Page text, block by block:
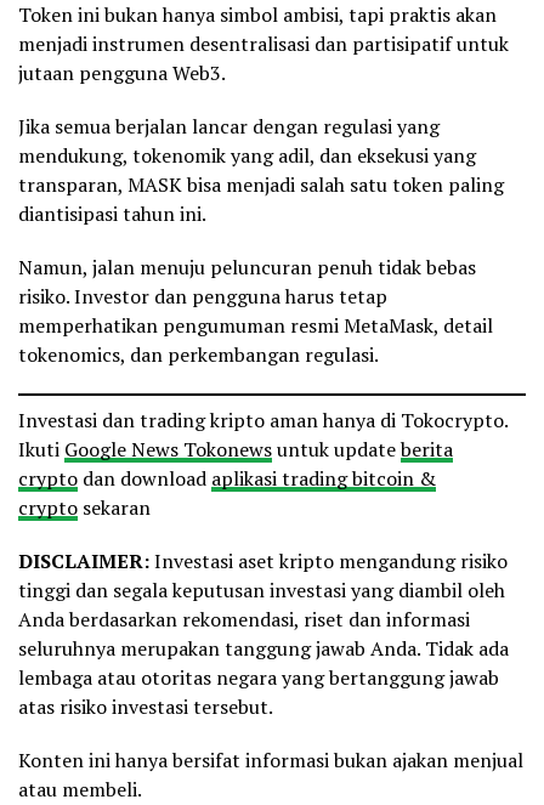
Token ini bukan hanya simbol ambisi, tapi praktis akan
menjadi instrumen desentralisasi dan partisipatif untuk
jutaan pengguna Web3.
Jika semua berjalan lancar dengan regulasi yang
mendukung, tokenomik yang adil, dan eksekusi yang
transparan, MASK bisa menjadi salah satu token paling
diantisipasi tahun ini.
Namun, jalan menuju peluncuran penuh tidak bebas
risiko. Investor dan pengguna harus tetap
memperhatikan pengumuman resmi MetaMask, detail
tokenomics, dan perkembangan regulasi.
Investasi dan trading kripto aman hanya di Tokocrypto.
Ikuti Google News Tokonewsuntuk updateberita
crypto dan download aplikasi trading bitcoin &
crypto sekaran
DISCLAIMER:Investasi aset kripto mengandung risiko
tinggi dan segala keputusan investasi yang diambil oleh
Anda berdasarkan rekomendasi, riset dan informasi
seluruhnya merupakan tanggung jawab Anda. Tidak ada
lembaga atau otoritas negara yang bertanggung jawab
atas risiko investasi tersebut.
Konten ini hanya bersifat informasi bukan ajakan menjual
atau membeli.